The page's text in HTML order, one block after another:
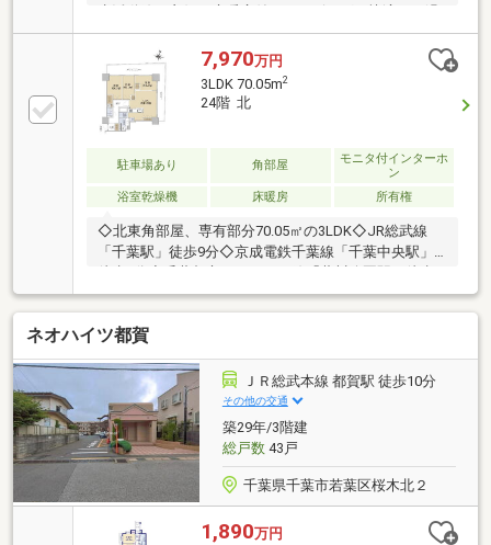
ごしいただけます！朝日が差し込む東向きで、明るさ
と清潔感のある室内が魅力です！
7,970万円
3LDK 70.05m2
24階 北
駐車場あり 角部屋
モニタ付インターホ
ン
浴室乾燥機
床暖房 所有権
◇北東角部屋、専有部分70.05㎡の3LDK◇JR総武線
「千葉駅」徒歩9分◇京成電鉄千葉線「千葉中央駅」
分◇ペット飼育可能（但し、管理規約による制限あ
り）～充実した設備・仕様～◎LDに床暖房 ◎ディス
ポーザー ◎食器洗浄乾燥機◎浄水器一体型水栓 ◎
浴室暖房乾燥機 ◎オートバス◎車寄せ ◎24時間セ
キュリティ ◎宅配ボックス ◎24時間ゴミ出し可
ネオハイツ都賀
ＪＲ総武本線 都賀駅 徒歩10分
その他の交通
築29年/3階建
総戸数43戸
千葉県千葉市若葉区桜木北２
1,890万円